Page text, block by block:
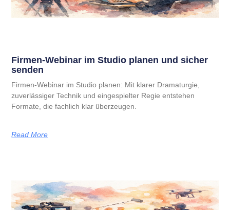
Firmen-Webinar im Studio planen und sicher
senden
Firmen-Webinar im Studio planen: Mit klarer Dramaturgie,
zuverlässiger Technik und eingespielter Regie entstehen
Formate, die fachlich klar überzeugen.
Read More